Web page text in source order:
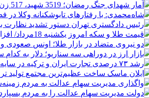
آمار شهدای جنگ رمضان؛ 3519 شهید، 517 زن و 270 دانش‌آموز
شاه‌محمدی: با رفتارهای تابوشکنانه وکلا
رئیس دادگستری تهران دستور تشدید نظارت
قیمت طلا و سکه امروز یکشنبه 18مرداد/ افزایش قیمت ها + جدول و جزئیات
دو نیروی متضاد در بازار طلا؛ اونس صعودی و
بازار ارز در دوراهی سه سناریو؛ دلار به
رشد ۷۳ درصدی تجارت ایران و ترکیه در سایه محاصره دریایی
ایلان ماسک ساخت عظیم‌ترین مجتمع تولید
واگذاری مدیریت سهام عدالت به مردم
دولت مدیریت سهام عدالت را به مردم